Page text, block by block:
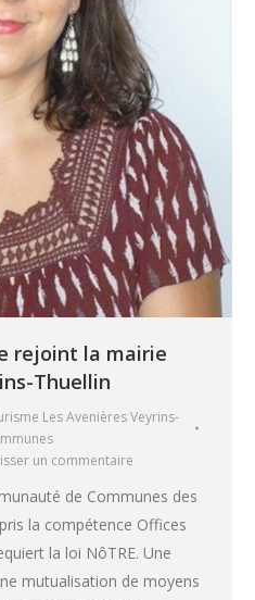
rejoint la mairie
Thuellin
Les Avenières Veyrins-
un commentaire
de Communes des
la compétence Offices
la loi NôTRE. Une
mutualisation de moyens